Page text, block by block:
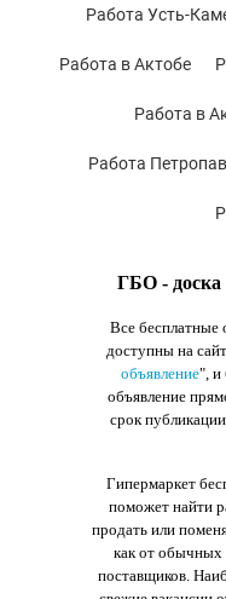
ГБО - доска
Все бесплатные
доступны на
объявление", и
объявление
срок
Гипермаркет
поможет найти
продать или
как от обычных
поставщиков.
Работа Усть-
Работа в Актобе
Работа в
Работа